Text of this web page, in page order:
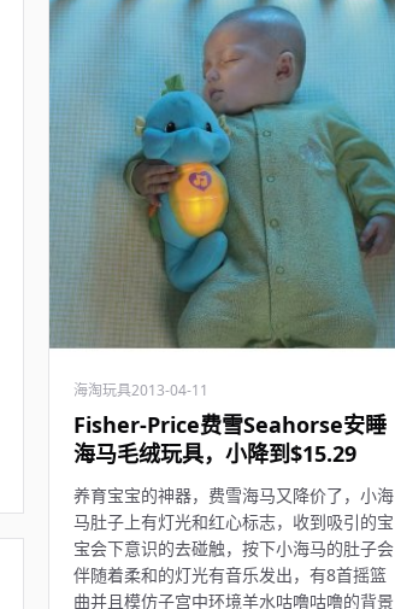
海淘玩具2013-04-11
Fisher-Price费雪Seahorse安睡
海马毛绒玩具，小降到$15.29
养育宝宝的神器，费雪海马又降价了，小海
马肚子上有灯光和红心标志，收到吸引的宝
宝会下意识的去碰触，按下小海马的肚子会
伴随着柔和的灯光有音乐发出，有8首摇篮
曲并且模仿子宫中环境羊水咕噜咕噜的背景